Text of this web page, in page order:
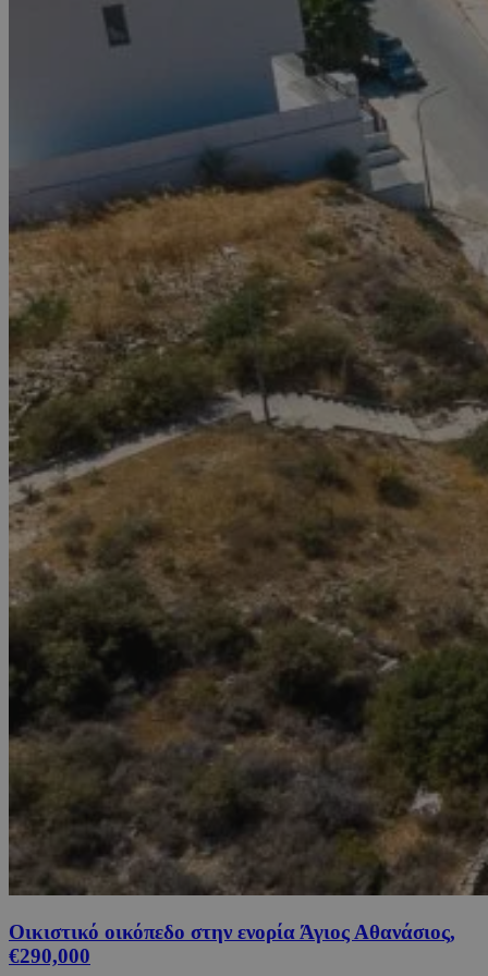
Οικιστικό οικόπεδο στην ενορία Άγιος Αθανάσιος,
€290,000